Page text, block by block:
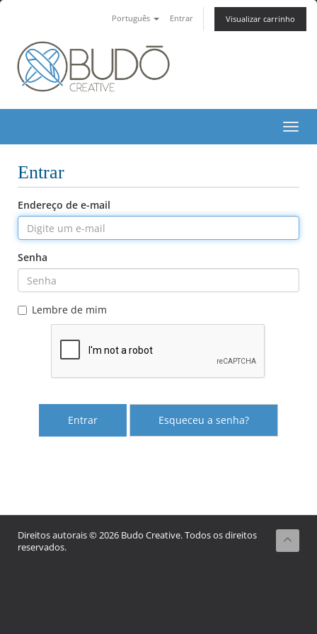
Português Entrar Visualizar carrinho
Entrar
Endereço de e-mail
Senha
Lembre de mim
Esqueceu a senha?
Direitos autorais © 2026 Budo Creative. Todos os direitos
reservados.